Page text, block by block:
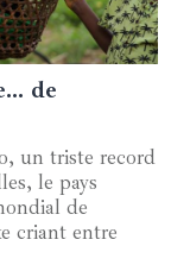
de
un triste record
le pays
de
criant entre